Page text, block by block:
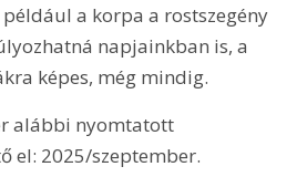
a korpa a rostszegény
napjainkban is, a
képes, még mindig.
alábbi nyomtatott
el: 2025/szeptember.